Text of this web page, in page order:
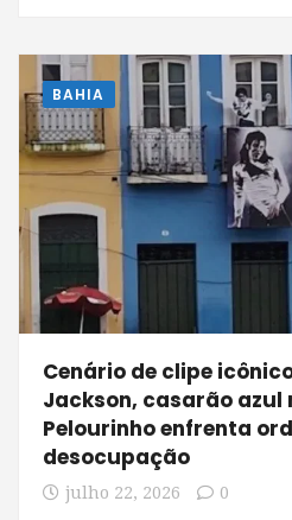
BAHIA
Cenário de clipe
Jackson, casarão azul
Pelourinho enfrenta
desocupação
julho 22, 2026 0